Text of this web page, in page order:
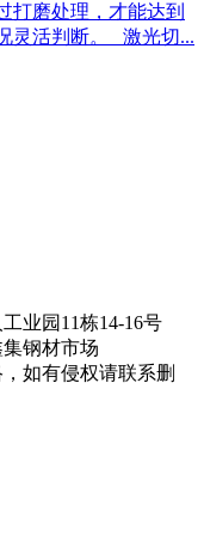
打磨处理，才能达到
灵活判断。 激光切...
业园11栋14-16号
钢材市场
如有侵权请联系删